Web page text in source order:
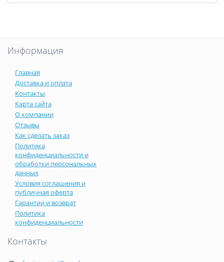
Информация
Главная
Доставка и оплата
Контакты
Карта сайта
О компании
Отзывы
Как сделать заказ
Политика
конфиденциальности и
обработки персональных
данных
Условия соглашения и
публичная оферта
Гарантии и возврат
Политика
конфиденциальности
Контакты